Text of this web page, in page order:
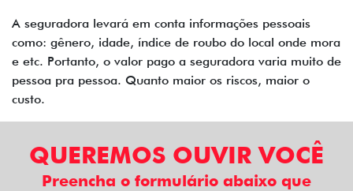
A seguradora levará em conta informações pessoais
como: gênero, idade, índice de roubo do local onde mora
e etc. Portanto, o valor pago a seguradora varia muito de
pessoa pra pessoa. Quanto maior os riscos, maior o
custo.
QUEREMOS OUVIR VOCÊ
Preencha o formulário abaixo que